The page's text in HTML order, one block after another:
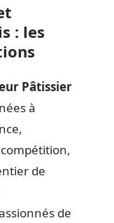
: les
Pâtissier
à
de
de